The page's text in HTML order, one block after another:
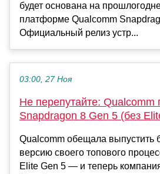
будет основана на
платформе Qualcomm
Официальный релиз устр...
03:00, 27 Ноя
Не перепутайте: Qualcomm
Snapdragon 8 Gen 5 (без
Qualcomm обещала выпустить
версию своего топового
Elite Gen 5 — и теперь